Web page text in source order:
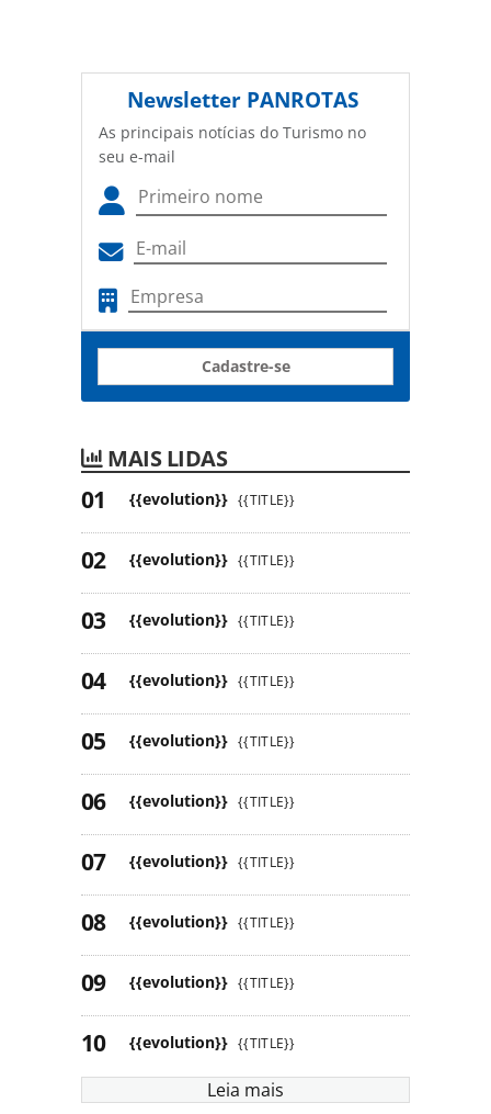
Newsletter PANROTAS
As principais notícias do Turismo no
seu e-mail
Cadastre-se
MAIS LIDAS
{{evolution}} {{TITLE}}
{{evolution}} {{TITLE}}
{{evolution}} {{TITLE}}
{{evolution}} {{TITLE}}
{{evolution}} {{TITLE}}
{{evolution}} {{TITLE}}
{{evolution}} {{TITLE}}
{{evolution}} {{TITLE}}
{{evolution}} {{TITLE}}
{{evolution}} {{TITLE}}
Leia mais